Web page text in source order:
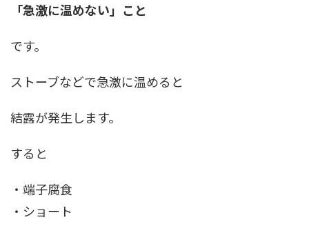
「急激に温めない」こと
です。
ストーブなどで急激に温めると
結露が発生します。
すると
・端子腐食
・ショート